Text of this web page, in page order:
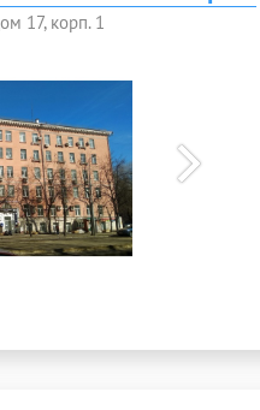
17, корп. 1